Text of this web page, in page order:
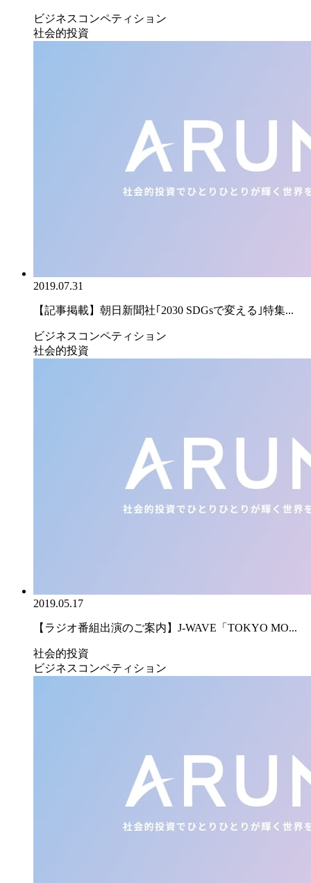
ビジネスコンペティション
社会的投資
2019.07.31
【記事掲載】朝日新聞社｢2030 SDGsで変える｣特集...
ビジネスコンペティション
社会的投資
2019.05.17
【ラジオ番組出演のご案内】J-WAVE「TOKYO MO...
社会的投資
ビジネスコンペティション